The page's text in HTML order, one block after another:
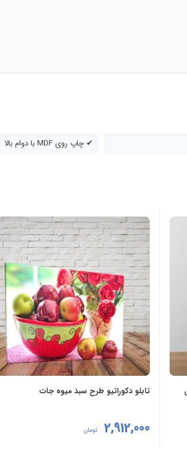
✔ چاپ روی MDF با دوام بالا
تابلو دکوراتیو طرح سبد میوه جات
2,912,000 تومان